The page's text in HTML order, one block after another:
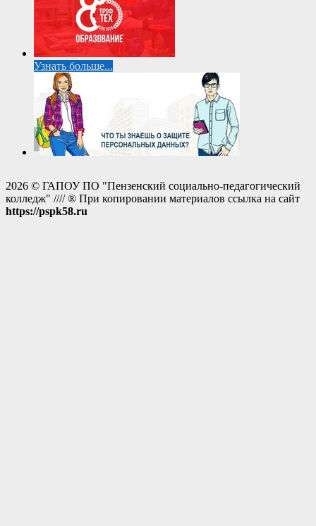
Узнать больше...
2026 © ГАПОУ ПО "Пензенский социально-педагогический
колледж" //// ® При копировании материалов ссылка на сайт
https://pspk58.ru